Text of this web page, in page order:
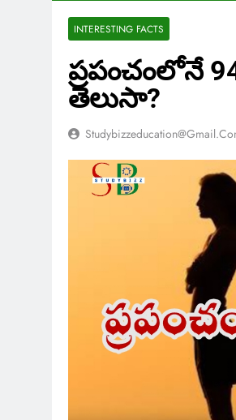
INTERESTING FACTS
ప్రపంచంలోనే
తెలుసా?